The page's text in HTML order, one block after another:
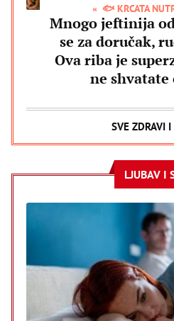
🐟 KRCATA
Mnogo jeftinija
se za doručak,
Ova riba je
ne
SVE ZDRAVI I
LJUBAV I